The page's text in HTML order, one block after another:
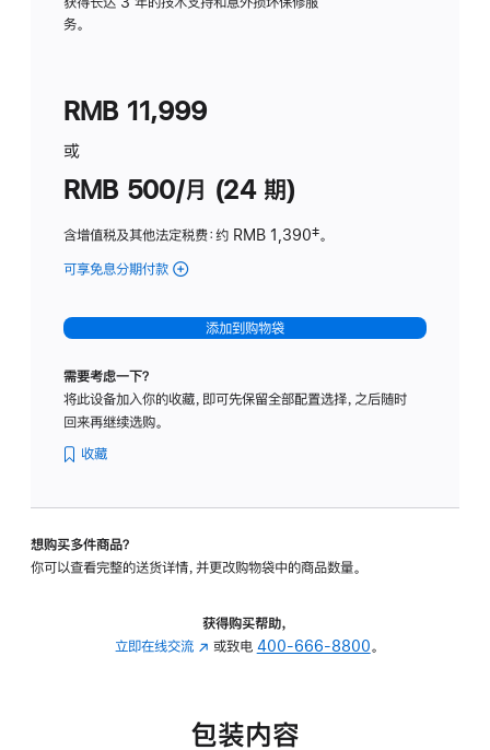
务。
RMB 11,999
或
RMB 500/月 (24 期)
含增值税及其他法定税费：约 RMB 1,390脚
‡。
可享免息分期付款 (Studio
-
标
璃
转
的
添加到购物袋
需要考虑一下？
将此设备加入你的收藏，即可先保留全部配置选择，之后随时
回来再继续选购。
收藏
想购买多件商品？
你可以查看完整的送货详情，并更改购物袋中的商品数量。
获得购买帮助，
立即在线交流 (在
中
或致电 400-666-8800。
包装内容